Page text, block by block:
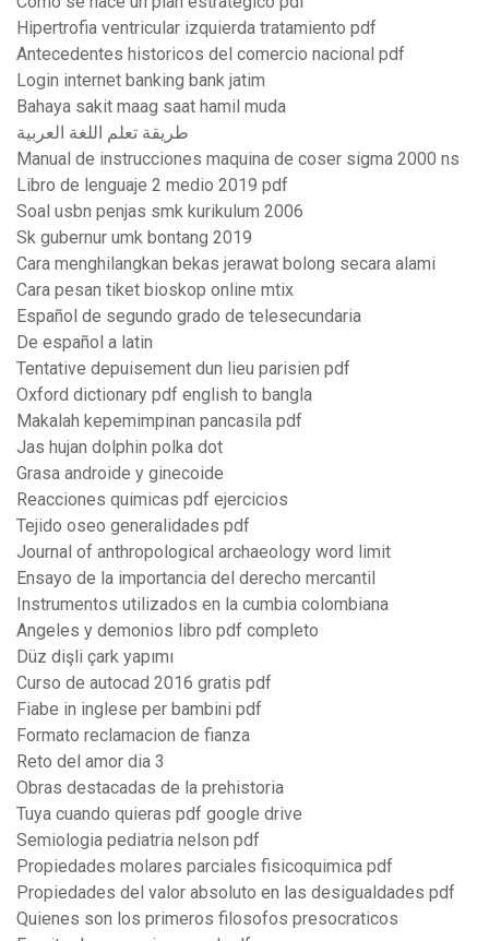
Hipertrofia ventricular izquierda tratamiento pdf
Antecedentes historicos del comercio nacional pdf
Login internet banking bank jatim
Bahaya sakit maag saat hamil muda
طريقة تعلم اللغة العربية
Manual de instrucciones maquina de coser sigma 2000 ns
Libro de lenguaje 2 medio 2019 pdf
Soal usbn penjas smk kurikulum 2006
Sk gubernur umk bontang 2019
Cara menghilangkan bekas jerawat bolong secara alami
Cara pesan tiket bioskop online mtix
Español de segundo grado de telesecundaria
De español a latin
Tentative depuisement dun lieu parisien pdf
Oxford dictionary pdf english to bangla
Makalah kepemimpinan pancasila pdf
Jas hujan dolphin polka dot
Grasa androide y ginecoide
Reacciones quimicas pdf ejercicios
Tejido oseo generalidades pdf
Journal of anthropological archaeology word limit
Ensayo de la importancia del derecho mercantil
Instrumentos utilizados en la cumbia colombiana
Angeles y demonios libro pdf completo
Düz dişli çark yapımı
Curso de autocad 2016 gratis pdf
Fiabe in inglese per bambini pdf
Formato reclamacion de fianza
Reto del amor dia 3
Obras destacadas de la prehistoria
Tuya cuando quieras pdf google drive
Semiologia pediatria nelson pdf
Propiedades molares parciales fisicoquimica pdf
Propiedades del valor absoluto en las desigualdades pdf
Quienes son los primeros filosofos presocraticos